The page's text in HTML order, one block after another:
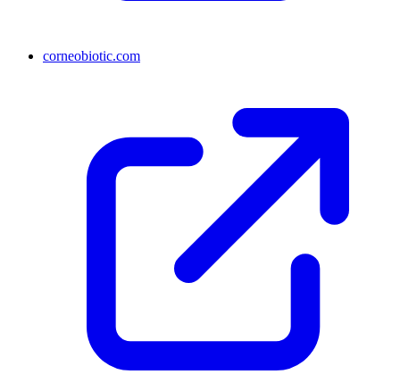
corneobiotic.com